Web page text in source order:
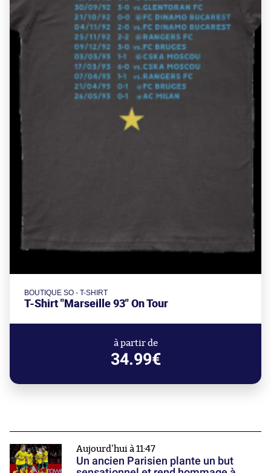
BOUTIQUE SO - T-SHIRT
T-Shirt "Marseille 93" On Tour
à partir de
34.99€
Aujourd'hui à 11:47
Un ancien Parisien plante un but